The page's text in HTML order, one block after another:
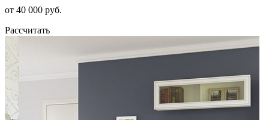
от 40 000 руб.
Рассчитать